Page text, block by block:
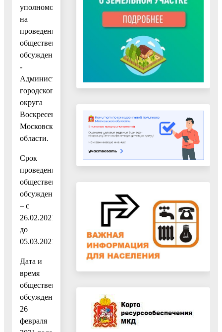
уполномоченный
на
проведение
общественных
обсуждений,
-
Администрация
городского
округа
Воскресенск
Московской
области.
Срок
проведения
общественных
обсуждений
– с
26.02.2021
до
05.03.2021.
Дата и
время
общественных
обсуждений:
26
февраля